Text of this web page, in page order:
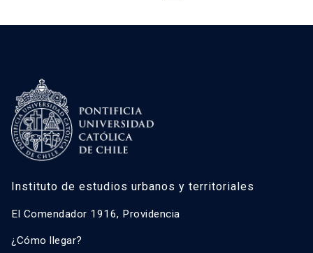
Instituto de estudios urbanos y territoriales
El Comendador 1916, Providencia
¿Cómo llegar?